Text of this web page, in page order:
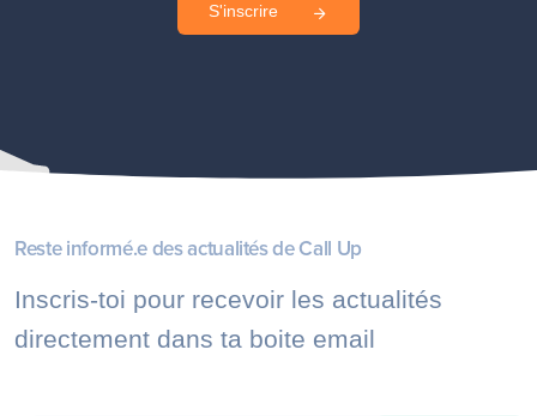
S'inscrire
Reste informé.e des actualités de Call Up
Inscris-toi pour recevoir les actualités
directement dans ta boite email